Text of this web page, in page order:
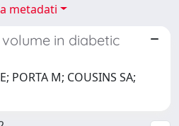
metadati
in diabetic
PORTA M; COUSINS SA;